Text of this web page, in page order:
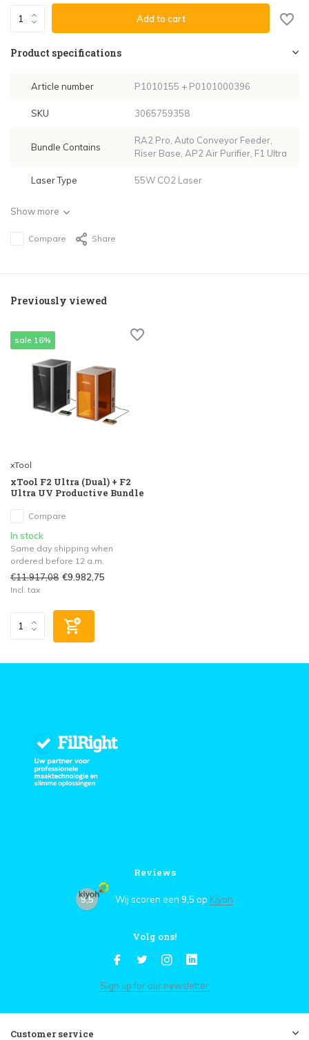
Add to cart
Product specifications
Article number P1010155 + P0101000396
SKU 3065759358
Bundle Contains
RA2 Pro, Auto Conveyor Feeder,
Riser Base, AP2 Air Purifier, F1 Ultra
Laser Type 55W CO2 Laser
Show more
Compare Share
Previously viewed
sale 16%
xTool
xTool F2 Ultra (Dual) + F2
Ultra UV Productive Bundle
Compare
In stock
Same day shipping when
ordered before 12 a.m.
€11.917,08 €9.982,75
Incl. tax
Reviews
9,5 Wij scoren een 9,5 op Kiyoh
Volg ons!
Sign up for our newsletter
Customer service